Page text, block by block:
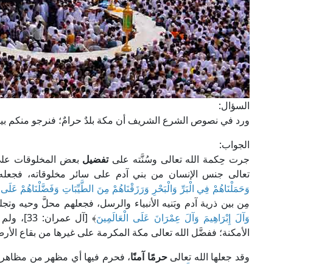
السؤال:
ورد في نصوص الشرع الشريف أن مكة بلدٌ حرامٌ؛ فنرجو منكم
الجواب:
جرت حِكمة الله تعالى وسُنَّته علىتفضيل بعض المخلوقات
تعالى جنس الإنسان من بني آدم على سائر مخلوقاته،
وَحَمَلْنَاهُمْ فِي الْبَرِّ وَالْبَحْرِ وَرَزَقْنَاهُمْ مِنَ الطَّيِّبَاتِ وَفَضَّلْنَاهُمْ
مِن بين ذرية آدم وبَنيه الأنبياء والرسل، فجعلهم محلَّ وحيه
وَآلَ إِبْرَاهِيمَ وَآلَ عِمْرَانَ عَلَى الْعَالَمِينَ
﴾ [آل
الأمكنة؛ ففضَّل الله تعالى مكة المكرمة على غيرها من بقاع
وقد جعلها الله تعالىحرمًا آمنًا، فحرم فيها أي مظهر من مظاهر